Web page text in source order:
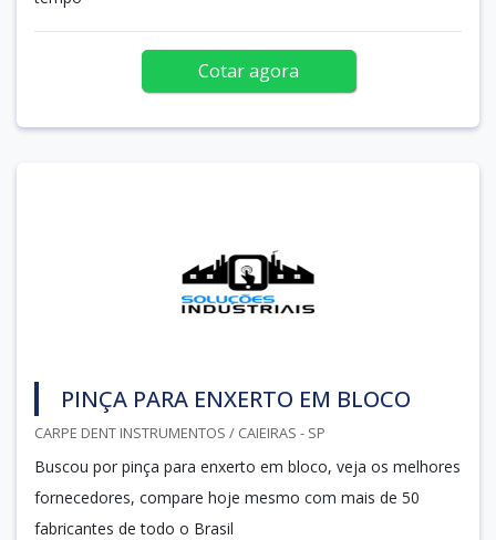
Cotar agora
PINÇA PARA ENXERTO EM BLOCO
CARPE DENT INSTRUMENTOS / CAIEIRAS - SP
Buscou por pinça para enxerto em bloco, veja os melhores
fornecedores, compare hoje mesmo com mais de 50
fabricantes de todo o Brasil